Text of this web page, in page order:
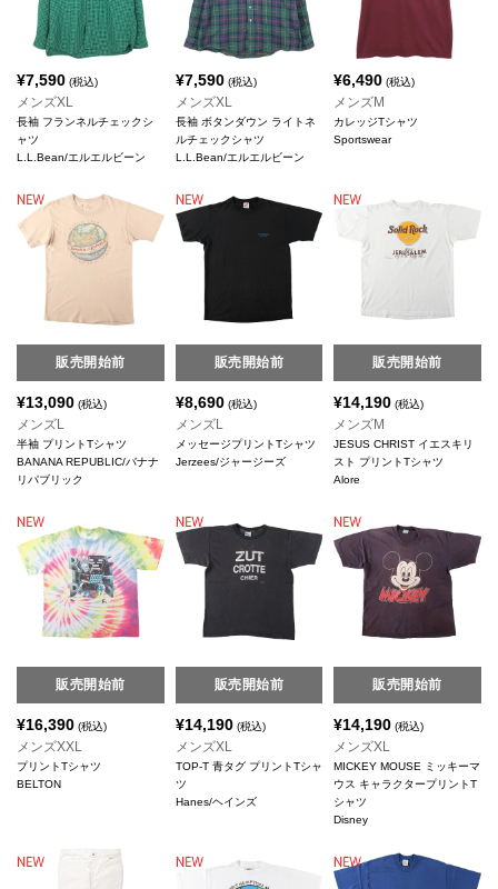
¥7,590 (税込)
メンズXL
長袖 フランネルチェックシ
ャツ
L.L.Bean/エルエルビーン
¥7,590(税込)
メンズXL
長袖 ボタンダウン ライトネ
ルチェックシャツ
L.L.Bean/エルエルビーン
¥6,490 (税込)
メンズM
カレッジTシャツ
Sportswear
販売開始前
¥13,090 (税込)
メンズL
半袖 プリントTシャツ
BANANA REPUBLIC/バナナ
リパブリック
販売開始前
¥8,690(税込)
メンズL
メッセージプリントTシャツ
Jerzees/ジャージーズ
販売開始前
¥14,190 (税込)
メンズM
JESUS CHRIST イエスキリ
スト プリントTシャツ
Alore
販売開始前
¥16,390 (税込)
メンズXXL
プリントTシャツ
BELTON
販売開始前
¥14,190(税込)
メンズXL
TOP-T 青タグ プリントTシャ
ツ
Hanes/ヘインズ
販売開始前
¥14,190 (税込)
メンズXL
MICKEY MOUSE ミッキーマ
ウス キャラクタープリントT
シャツ
Disney